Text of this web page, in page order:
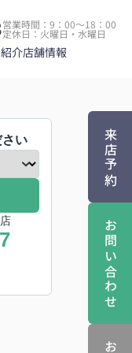
営業時間：9：00～18：00
定休日：火曜日・水曜日
介店舗情報
来店予約
お問い合わせ
い